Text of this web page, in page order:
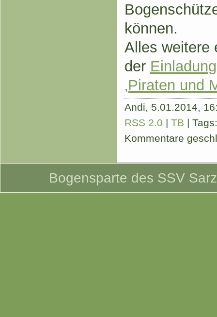
können.
Alles weitere
der
‚Piraten und
Andi, 5.01.2014,
RSS 2.0 | TB |
Kommentare
Bogensparte des SSV